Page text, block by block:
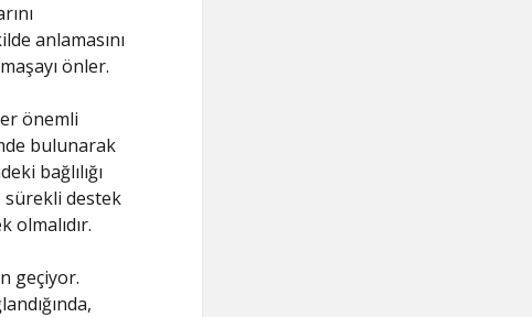
anlamasını
önler.
önemli
bulunarak
bağlılığı
sürekli destek
geçiyor.